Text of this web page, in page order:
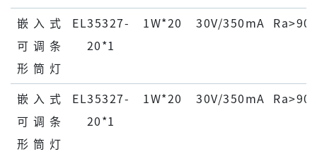
嵌 ⼊ 式
可 调 条
形 筒 灯
EL35327-
20*1
1W*20 30V/350mA Ra>90
嵌 ⼊ 式
可 调 条
形 筒 灯
EL35327-
20*1
1W*20 30V/350mA Ra>90